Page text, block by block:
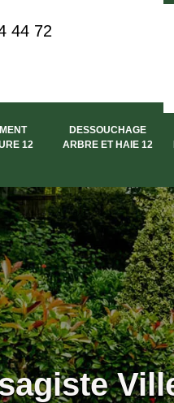
44 72
12
DESSOUCHAGE
ARBRE ET HAIE 12